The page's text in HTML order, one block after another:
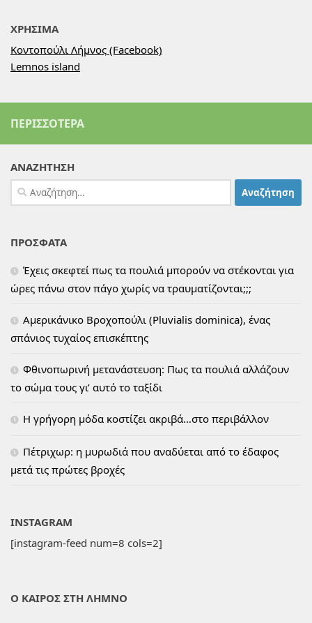
ΧΡΗΣΙΜΑ
Κοντοπούλι Λήμνος (Facebook)
Lemnos island
ΠΕΡΙΣΣΌΤΕΡΑ
ΑΝΑΖΗΤΗΣΗ
Αναζήτηση
για:
ΠΡΟΣΦΑΤΑ
Έχεις σκεφτεί πως τα πουλιά μπορούν να στέκονται για
ώρες πάνω στον πάγο χωρίς να τραυματίζονται;;;
Αμερικάνικο Βροχοπούλι (Pluvialis dominica), ένας
σπάνιος τυχαίος επισκέπτης
Φθινοπωρινή μετανάστευση: Πως τα πουλιά αλλάζουν
το σώμα τους γι’ αυτό το ταξίδι
H γρήγορη μόδα κοστίζει ακριβά…στο περιβάλλον
Πέτριχωρ: η μυρωδιά που αναδύεται από το έδαφος
μετά τις πρώτες βροχές
INSTAGRAM
[instagram-feed num=8 cols=2]
Ο ΚΑΙΡΟΣ ΣΤΗ ΛΗΜΝΟ